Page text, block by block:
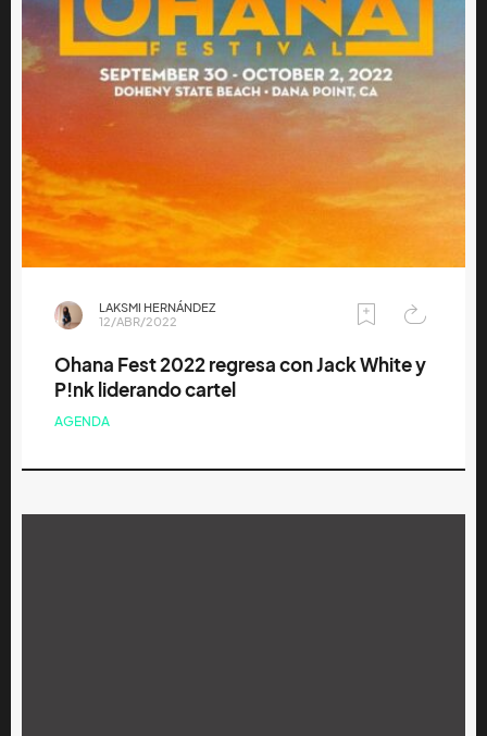
LAKSMI HERNÁNDEZ
12/ABR/2022
Ohana Fest 2022 regresa con Jack White y
P!nk liderando cartel
AGENDA